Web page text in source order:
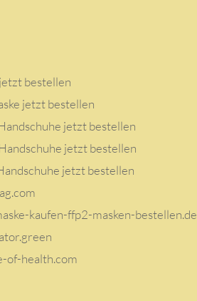
bestellen
jetzt bestellen
jetzt bestellen
jetzt bestellen
jetzt bestellen
kaufen-ffp2-masken-bestellen.de
of-health.com